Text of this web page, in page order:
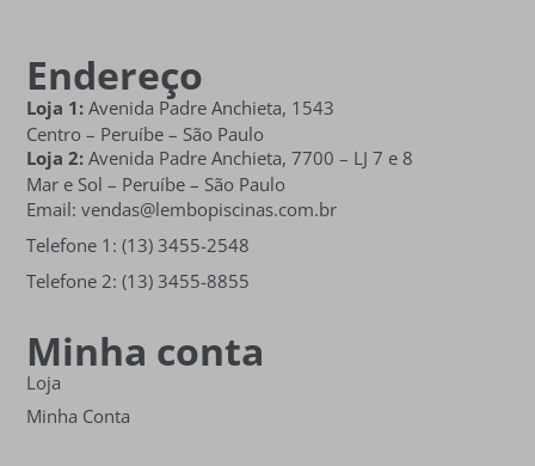
Minha conta
Loja
Minha Conta
Endereço
Loja 1: Avenida Padre Anchieta, 1543
Centro – Peruíbe – São Paulo
Loja 2: Avenida Padre Anchieta,7700 – LJ 7 e 8
Mar e Sol – Peruíbe – São Paulo
Email: vendas@lembopiscinas.com.br
Telefone 1: (13) 3455-2548
Telefone 2: (13) 3455-8855